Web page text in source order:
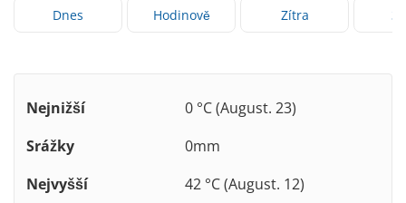
Dnes Hodinově Zítra 3
Nejnižší
0 °C (August. 23)
Srážky
0mm
Nejvyšší
42 °C (August. 12)